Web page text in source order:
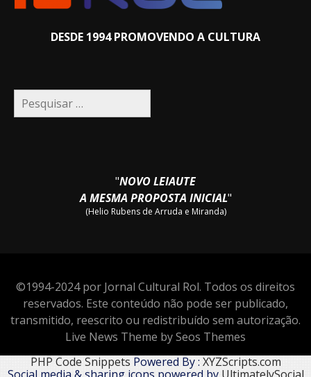
DESDE 1994 PROMOVENDO A CULTURA
Pesquisar
por:
"NOVO LEIAUTE
A MESMA PROPOSTA INICIAL"
(Helio Rubens de Arruda e Miranda)
©1994-2024 por Jornal Cultural Rol. Todos os direitos
reservados. Este conteúdo não pode ser publicado,
transmitido, reescrito ou redistribuído sem autorização.
Live News Theme by Seos Themes
PHP Code Snippets Powered By : XYZScripts.com